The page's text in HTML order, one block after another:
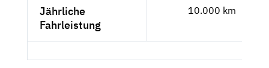
Jährliche
Fahrleistung
10.000 km